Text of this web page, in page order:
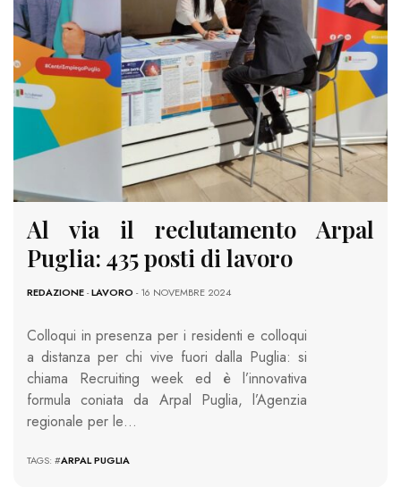
Al via il reclutamento Arpal
Puglia: 435 posti di lavoro
REDAZIONE-LAVORO - 16 NOVEMBRE 2024
Colloqui in presenza per i residenti e colloqui
a distanza per chi vive fuori dalla Puglia: si
chiama Recruiting week ed è l’innovativa
formula coniata da Arpal Puglia, l’Agenzia
regionale per le…
TAGS: #ARPAL PUGLIA